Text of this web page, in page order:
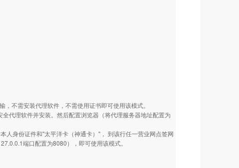
不需安装代理软件，不需使用证书即可使用该模式。
代理软件并安装。然后配置浏览器（将代理服务器地址配置为
人身份证件和"太平洋卡（神通卡）"， 到该行任一营业网点签网
端口配置为8080），即可使用该模式。